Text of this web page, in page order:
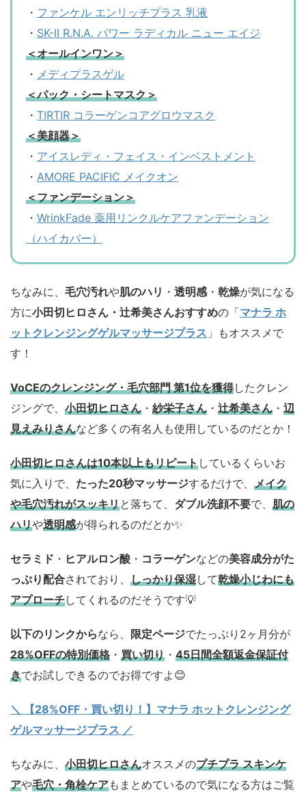
・ ファンケル エンリッチプラス 乳液
・ SK-II R.N.A. パワー ラディカル ニュー エイジ
＜オールインワン＞
・ メディプラスゲル
＜パック・シートマスク＞
・ TIRTIR コラーゲンコアグロウマスク
＜美顔器＞
・ アイスレディ・フェイス・インベストメント
・ AMORE PACIFIC メイクオン
＜ファンデーション＞
・ WrinkFade 薬用リンクルケアファンデーション
（ハイカバー）
ちなみに、 毛穴汚れや肌のハリ ・ 透明感 ・ 乾燥が気になる
方に小田切ヒロさん・辻希美さんおすすめの「マナラ ホ
ットクレンジングゲルマッサージプラス 」もオススメで
す！
VoCEのクレンジング・毛穴部門 第1位を獲得したクレン
ジングで、 小田切ヒロさん ・ 紗栄子さん ・ 辻希美さん ・ 辺
見えみりさんなど多くの有名人も使用しているのだとか！
小田切ヒロさんは10本以上もリピートしているくらいお
気に入りで、 たった20秒マッサージするだけで、 メイク
や毛穴汚れがスッキリと落ちて、 ダブル洗顔不要で、 肌の
ハリや透明感が得られるのだとか✨
セラミド ・ ヒアルロン酸 ・ コラーゲンなどの美容成分がた
っぷり配合されており、 しっかり保湿して乾燥小じわにも
アプローチしてくれるのだそうです💡
以下のリンクからなら、 限定ページでたっぷり2ヶ月分が
28%OFFの特別価格 ・ 買い切り ・ 45日間全額返金保証付
きでお試しできるのでお得ですよ😊
＼ 【28%OFF・買い切り！】マナラ ホットクレンジング
ゲルマッサージプラス ／
ちなみに、 小田切ヒロさんオススメのプチプラ スキンケ
アや毛穴・角栓ケアもまとめているので気になる方はご覧